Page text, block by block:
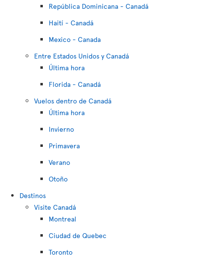
República Dominicana - Canadá
Haití - Canadá
Mexico - Canada
Entre Estados Unidos y Canadá
Última hora
Florida - Canadá
Vuelos dentro de Canadá
Última hora
Invierno
Primavera
Verano
Otoño
Destinos
Visite Canadá
Montreal
Ciudad de Quebec
Toronto